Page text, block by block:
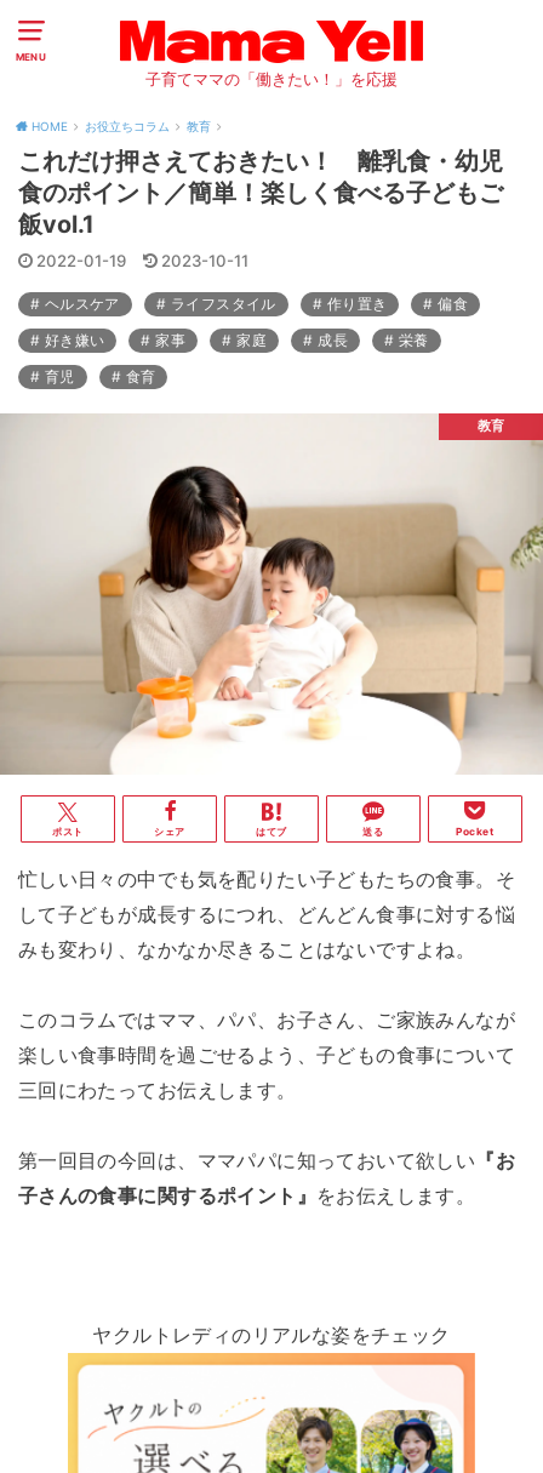
MENU
子育てママの「働きたい！」を応援
HOME お役立ちコラム 教育
これだけ押さえておきたい！ 離乳食・幼児
食のポイント／簡単！楽しく食べる子どもご
飯vol.1
2022-01-19 2023-10-11
ヘルスケア ライフスタイル 作り置き
偏食
好き嫌い
家事 家庭 成長
栄養
育児
食育
教育
ポスト シェア はてブ 送る Pocket
忙しい日々の中でも気を配りたい子どもたちの食事。そ
して子どもが成長するにつれ、どんどん食事に対する悩
みも変わり、なかなか尽きることはないですよね。
このコラムではママ、パパ、お子さん、ご家族みんなが
楽しい食事時間を過ごせるよう、子どもの食事について
三回にわたってお伝えします。
第一回目の今回は、ママパパに知っておいて欲しい 『お
子さんの食事に関するポイント』 をお伝えします。
ヤクルトレディのリアルな姿をチェック